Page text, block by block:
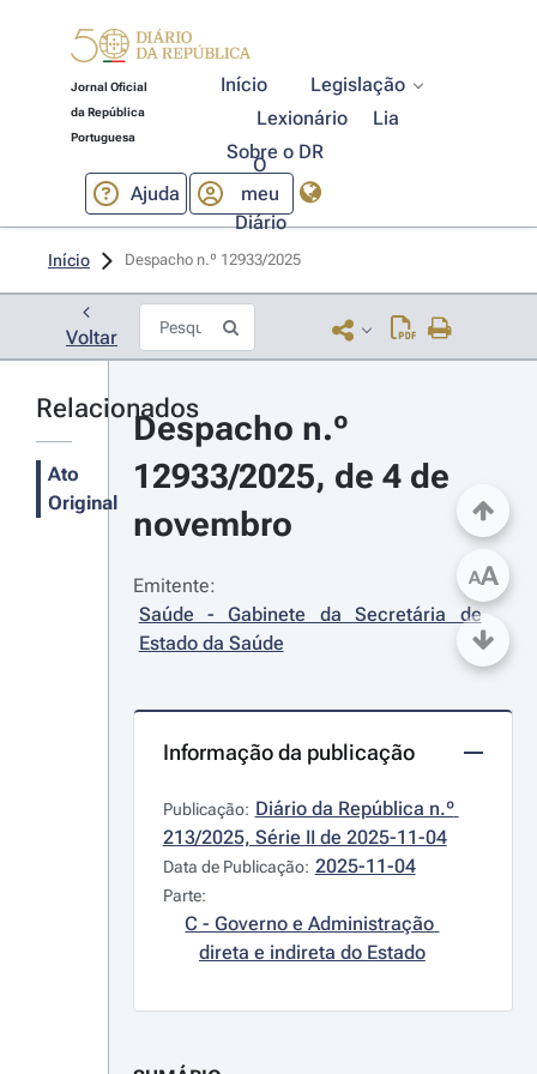
Jornal Oficial
da República
Portuguesa
Início
Legislação
Lexionário
Lia
Sobre o DR
Ajuda
O
meu
Diário
Início Despacho n.º 12933/2025
Voltar
Relacionados
Ato
Original
Despacho n.º
12933/2025, de 4 de
novembro
Emitente:
Saúde - Gabinete da Secretária de
Estado da Saúde
Informação da publicação
Publicação: Diário da República n.º
213/2025, Série II de 2025-11-04
Data de Publicação: 2025-11-04
Parte:
C - Governo e Administração
direta e indireta do Estado
AA